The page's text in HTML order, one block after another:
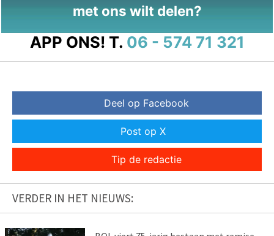
met ons wilt delen?
APP ONS! T. 06 - 574 71 321
Deel op Facebook
Post op X
Tip de redactie
VERDER IN HET NIEUWS: